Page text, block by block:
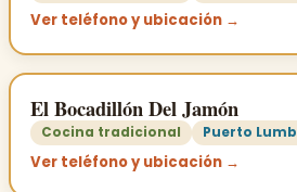
Ver teléfono y ubicación →
El Bocadillón Del Jamón
Cocina tradicional Puerto
Ver teléfono y ubicación →